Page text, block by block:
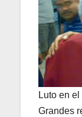
Luto en
Grandes